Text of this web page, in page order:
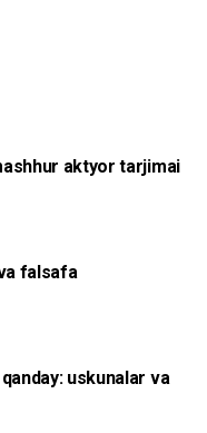
aktyor tarjimai
falsafa
uskunalar va